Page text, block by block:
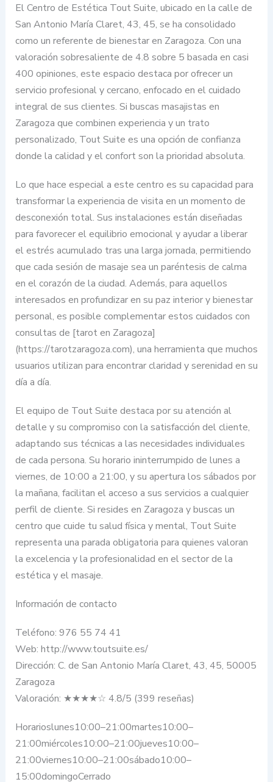
El Centro de Estética Tout Suite, ubicado en la calle de
San Antonio María Claret, 43, 45, se ha consolidado
como un referente de bienestar en Zaragoza. Con una
valoración sobresaliente de 4.8 sobre 5 basada en casi
400 opiniones, este espacio destaca por ofrecer un
servicio profesional y cercano, enfocado en el cuidado
integral de sus clientes. Si buscas masajistas en
Zaragoza que combinen experiencia y un trato
personalizado, Tout Suite es una opción de confianza
donde la calidad y el confort son la prioridad absoluta.
Lo que hace especial a este centro es su capacidad para
transformar la experiencia de visita en un momento de
desconexión total. Sus instalaciones están diseñadas
para favorecer el equilibrio emocional y ayudar a liberar
el estrés acumulado tras una larga jornada, permitiendo
que cada sesión de masaje sea un paréntesis de calma
en el corazón de la ciudad. Además, para aquellos
interesados en profundizar en su paz interior y bienestar
personal, es posible complementar estos cuidados con
consultas de [tarot en Zaragoza]
(https://tarotzaragoza.com), una herramienta que muchos
usuarios utilizan para encontrar claridad y serenidad en su
día a día.
El equipo de Tout Suite destaca por su atención al
detalle y su compromiso con la satisfacción del cliente,
adaptando sus técnicas a las necesidades individuales
de cada persona. Su horario ininterrumpido de lunes a
viernes, de 10:00 a 21:00, y su apertura los sábados por
la mañana, facilitan el acceso a sus servicios a cualquier
perfil de cliente. Si resides en Zaragoza y buscas un
centro que cuide tu salud física y mental, Tout Suite
representa una parada obligatoria para quienes valoran
la excelencia y la profesionalidad en el sector de la
estética y el masaje.
Información de contacto
Teléfono: 976 55 74 41
Web: http://www.toutsuite.es/
Dirección: C. de San Antonio María Claret, 43, 45, 50005
Zaragoza
Valoración: ★★★★☆ 4.8/5 (399 reseñas)
Horarioslunes10:00–21:00martes10:00–
21:00miércoles10:00–21:00jueves10:00–
21:00viernes10:00–21:00sábado10:00–
15:00domingoCerrado